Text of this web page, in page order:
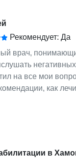
Рекомендует: Да
врач,
негативных
на все мои
как
в